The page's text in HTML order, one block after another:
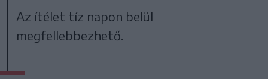
Az ítélet tíz napon belül
megfellebbezhető.